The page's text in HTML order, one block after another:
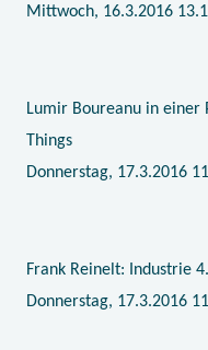
Mittwoch, 16.3.2016
Lumir Boureanu in einer
Things
Donnerstag, 17.3.2016
Frank Reinelt: Industrie
Donnerstag, 17.3.2016